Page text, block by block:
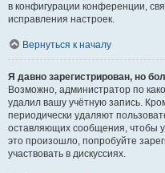
в конфигурации конференции,
исправления настроек.
Вернуться к началу
Я давно зарегистрирован, но
Возможно, администратор по
удалил вашу учётную запись.
периодически удаляют
оставляющих сообщения, чтобы
это произошло, попробуйте
участвовать в дискуссиях.